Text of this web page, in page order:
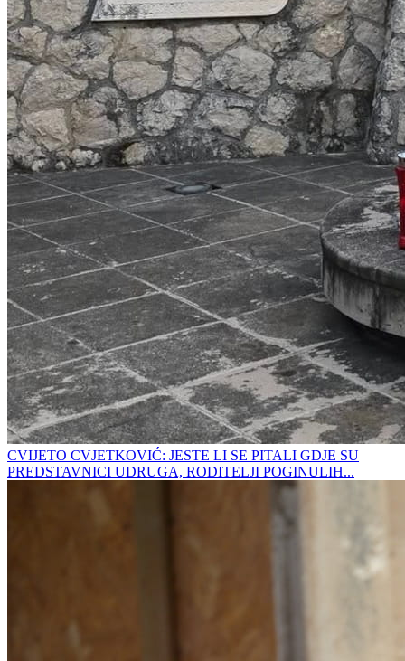
CVIJETO CVJETKOVIĆ: JESTE LI SE PITALI GDJE SU
PREDSTAVNICI UDRUGA, RODITELJI POGINULIH...